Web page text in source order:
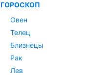
ГОРОСКОП
Овен
Телец
Близнецы
Рак
Лев